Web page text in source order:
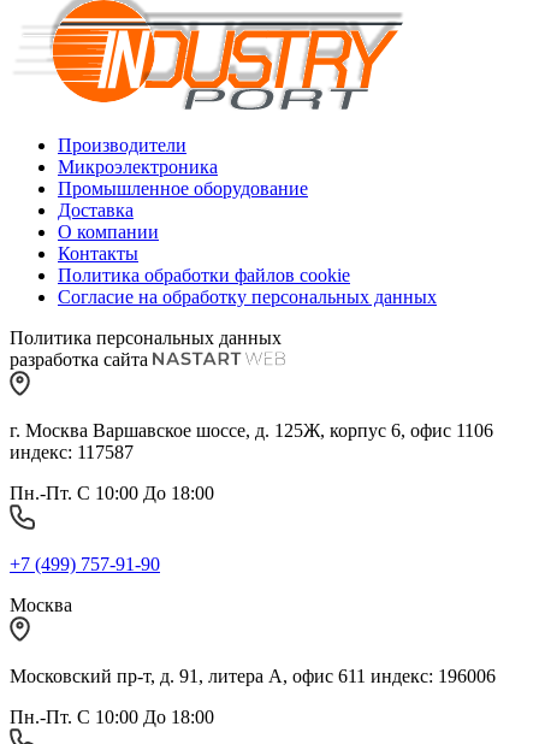
Производители
Микроэлектроника
Промышленное оборудование
Доставка
О компании
Контакты
Политика обработки файлов cookie
Согласие на обработку персональных данных
Политика персональных данных
разработка сайта
г. Москва Варшавское шоссе, д. 125Ж, корпус 6, офис 1106
индекс: 117587
Пн.-Пт. С 10:00 До 18:00
+7 (499) 757-91-90
Москва
Московский пр-т, д. 91, литера А, офис 611 индекс: 196006
Пн.-Пт. С 10:00 До 18:00